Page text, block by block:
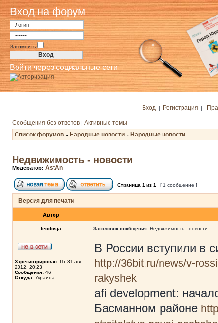
Вход на форум
Запомнить
Войти через социальные сети
Вход | Регистрация |
Сообщения без ответов | Активные темы
Список форумов » Народные новости » Народные новости
Недвижимость - новости
Модератор: AstAn
Страница 1 из 1 [ 1 сообщение ]
Версия для печати
Автор
feodosja Заголовок сообщения: Недвижимость - новости
Зарегистрирован: Пт 31 авг
2012, 20:23
Сообщения: 46
Откуда: Украина
В России вступили в
http://36bit.ru/news/v-
rakyshek
afi development:
Басманном районе